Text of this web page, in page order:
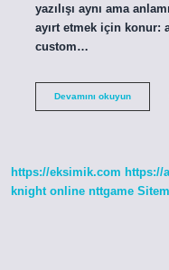
yazılışı aynı ama
ayırt etmek için konur:
custom…
Devamını okuyunÂdet
https://eksimik.com https://
knight online nttgame